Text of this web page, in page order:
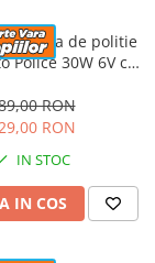
de politie
Police 30W 6V cu
culoare Alb
RON
RON
IN STOC
IN COS